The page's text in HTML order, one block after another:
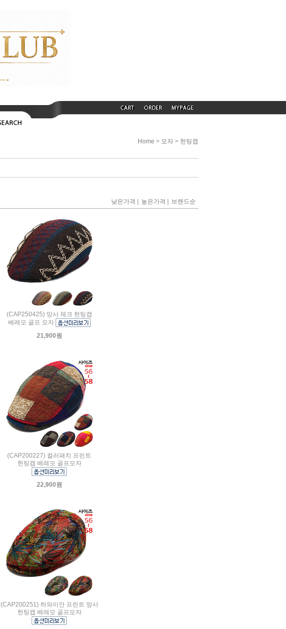
Home > 모자 > 헌팅캡
낮은가격 | 높은가격 | 브랜드순
(CAP250425) 망사 체크 헌팅캡
베레모 골프 모자
21,900원
(CAP200227) 컬러패치 프린트
헌팅캡 베레모 골프모자
22,900원
(CAP200251) 하와이안 프린트 망사
헌팅캡 베레모 골프모자